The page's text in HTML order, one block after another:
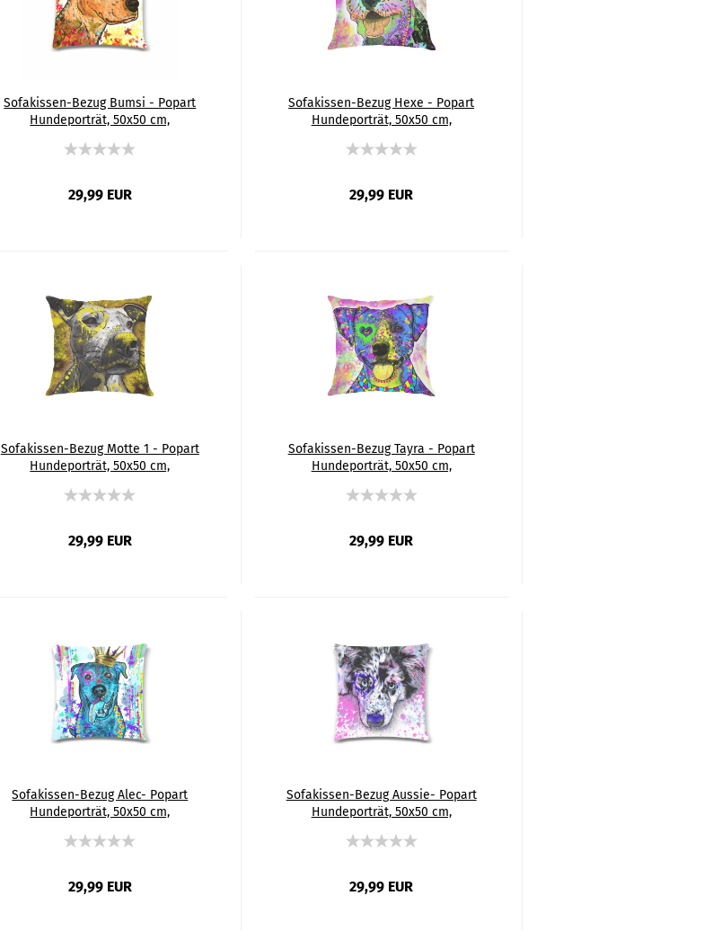
Sofakissen-Bezug Bumsi - Popart
Hundeporträt, 50x50 cm,
bedruckt, waschbar
29,99 EUR
Sofakissen-Bezug Hexe - Popart
Hundeporträt, 50x50 cm,
bedruckt, waschbar
29,99 EUR
Sofakissen-Bezug Motte 1 - Popart
Hundeporträt, 50x50 cm,
bedruckt, waschbar
29,99 EUR
Sofakissen-Bezug Tayra - Popart
Hundeporträt, 50x50 cm,
bedruckt, waschbar
29,99 EUR
Sofakissen-Bezug Alec- Popart
Hundeporträt, 50x50 cm,
bedruckt, waschbar
29,99 EUR
Sofakissen-Bezug Aussie- Popart
Hundeporträt, 50x50 cm,
bedruckt, waschbar
29,99 EUR